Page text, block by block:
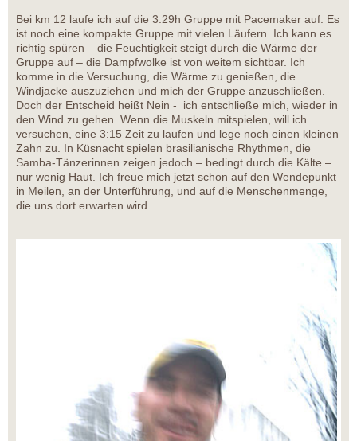
Bei km 12 laufe ich auf die 3:29h Gruppe mit Pacemaker auf. Es
ist noch eine kompakte Gruppe mit vielen Läufern. Ich kann es
richtig spüren – die Feuchtigkeit steigt durch die Wärme der
Gruppe auf – die Dampfwolke ist von weitem sichtbar. Ich
komme in die Versuchung, die Wärme zu genießen, die
Windjacke auszuziehen und mich der Gruppe anzuschließen.
Doch der Entscheid heißt Nein - ich entschließe mich, wieder in
den Wind zu gehen. Wenn die Muskeln mitspielen, will ich
versuchen, eine 3:15 Zeit zu laufen und lege noch einen kleinen
Zahn zu. In Küsnacht spielen brasilianische Rhythmen, die
Samba-Tänzerinnen zeigen jedoch – bedingt durch die Kälte –
nur wenig Haut. Ich freue mich jetzt schon auf den Wendepunkt
in Meilen, an der Unterführung, und auf die Menschenmenge,
die uns dort erwarten wird.